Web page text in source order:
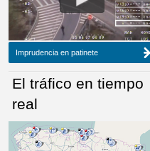
Imprudencia en patinete
El tráfico en tiempo
real